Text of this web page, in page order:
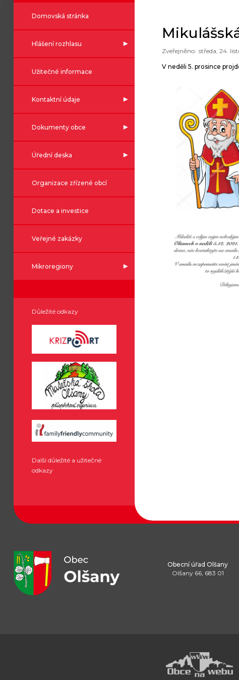
Domovská stránka
Hlášení rozhlasu
Užitečné informace
Kontaktní údaje
Dokumenty obce
Úřední deska
Organizace zřízené obcí
Dotace a investice
Veřejné zakázky
Mikroregiony
Důležité odkazy
Další důležité a užitečné
odkazy
středa, 24.
V neděli 5. prosince
Obecní úřad Olšany
Olšany 66, 683 01